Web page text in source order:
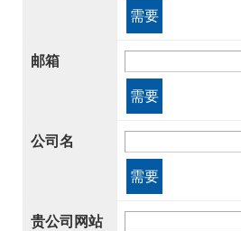
需要
邮箱
需要
公司名
需要
贵公司网站